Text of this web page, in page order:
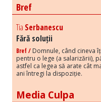
Bref
Tia Serbanescu
Fără soluții
Bref / Domnule, când cineva
pentru o lege (a salarizării),
astfel ca legea să arate cât
ani întregi la dispoziție.
Media Culpa